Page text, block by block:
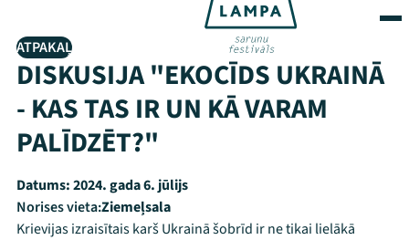
ATPAKAĻ
DISKUSIJA "EKOCĪDS UKRAINĀ
- KAS TAS IR UN KĀ VARAM
PALĪDZĒT?"
Datums:2024. gada 6. jūlijs
Norises vieta:Ziemeļsala
Krievijas izraisītais karš Ukrainā šobrīd ir ne tikai lielākā